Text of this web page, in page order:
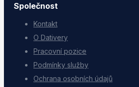
Společnost
Kontakt
O Dativery
Pracovní pozice
Podmínky služby
Ochrana osobních údajů